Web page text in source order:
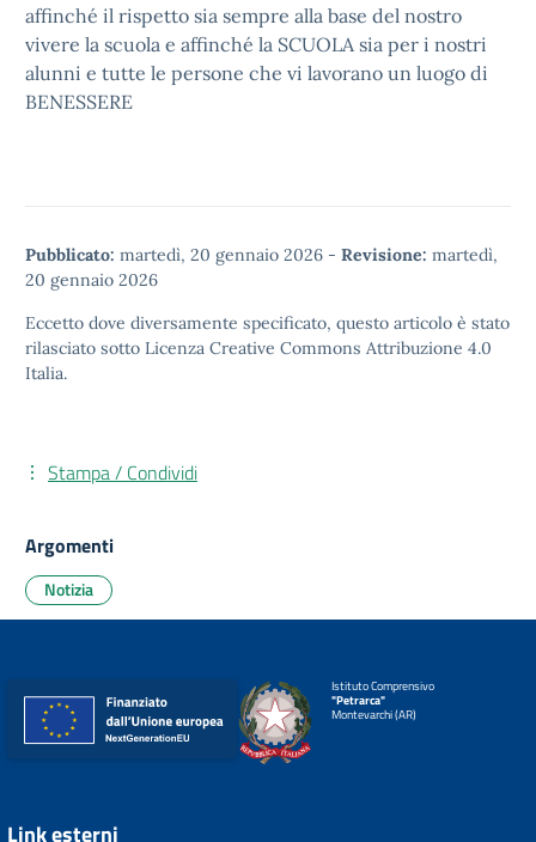
affinché il rispetto sia sempre alla base del nostro
vivere la scuola e affinché la SCUOLA sia per i nostri
alunni e tutte le persone che vi lavorano un luogo di
BENESSERE
Pubblicato: martedì, 20 gennaio 2026 - Revisione: martedì,
20 gennaio 2026
Eccetto dove diversamente specificato, questo articolo è stato
rilasciato sotto Licenza Creative Commons Attribuzione 4.0
Italia.
Stampa / Condividi
Argomenti
Notizia
Istituto Comprensivo
"Petrarca"
Montevarchi (AR)
Link esterni